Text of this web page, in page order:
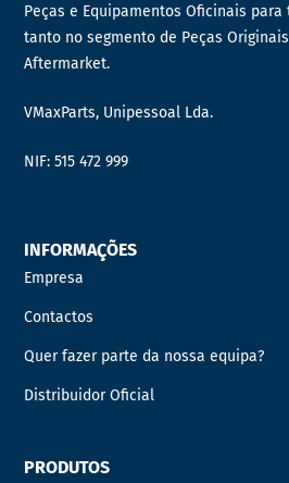
Peças e Equipamentos Oficinais
tanto no segmento de Peças
Aftermarket.
VMaxParts, Unipessoal Lda.
NIF: 515 472 999
INFORMAÇÕES
Empresa
Contactos
Quer fazer parte da nossa equipa?
Distribuidor Oficial
PRODUTOS